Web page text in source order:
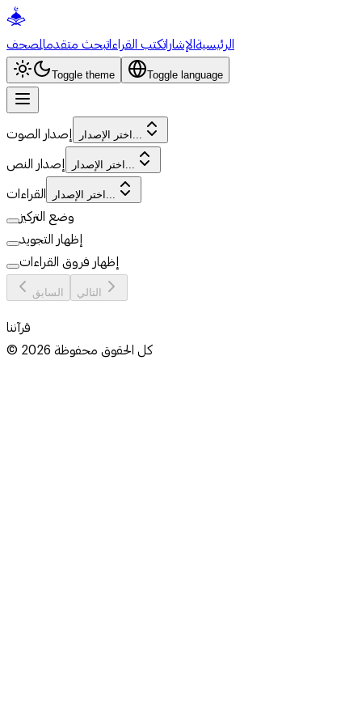
الرئيسيةالإشاراتكتب القراءاتبحث متقدمالمصحف
Toggle theme Toggle language
إصدار الصوت اختر الإصدار...
إصدار النص اختر الإصدار...
القراءات اختر الإصدار...
وضع التركيز
إظهار التجويد
إظهار فروق القراءات
السابق التالي
قرآننا
© 2026كل الحقوق محفوظة